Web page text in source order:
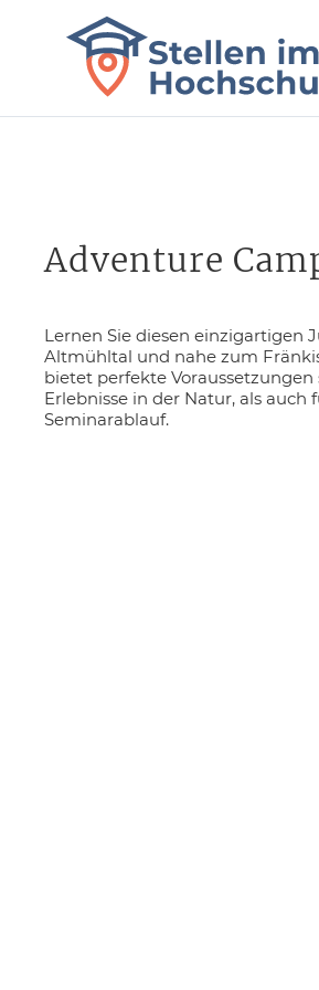
Adventure
Lernen Sie diesen einzigartigen
Altmühltal und nahe zum
bietet perfekte
Erlebnisse in der Natur, als
Seminarablauf.